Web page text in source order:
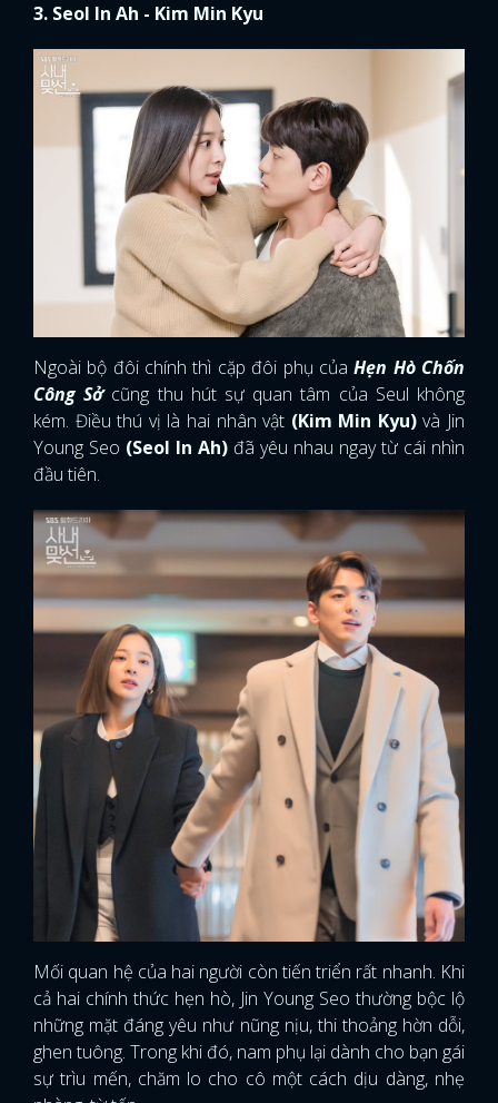
3. Seol In Ah - Kim Min Kyu
Ngoài bộ đôi chính thì cặp đôi phụ củaHẹn Hò Chốn
Công Sởcũng thu hút sự quan tâm của Seul không
kém. Điều thú vị là hai nhân vật (Kim Min Kyu)và Jin
Young Seo (Seol In Ah) đã yêu nhau ngay từ cái nhìn
đầu tiên.
Mối quan hệ của hai người còn tiến triển rất nhanh. Khi
cả hai chính thức hẹn hò, Jin Young Seo thường bộc lộ
những mặt đáng yêu như nũng nịu, thi thoảng hờn dỗi,
ghen tuông. Trong khi đó, nam phụ lại dành cho bạn gái
sự trìu mến, chăm lo cho cô một cách dịu dàng, nhẹ